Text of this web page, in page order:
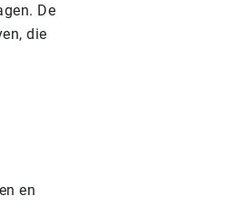
De
die
en